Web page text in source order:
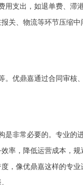
支出，如退单费、滞
关、物流等环节压缩
优鼎嘉通过合同审核
非常必要的。专业的
率，降低运营成本，
，像优鼎嘉这样的专